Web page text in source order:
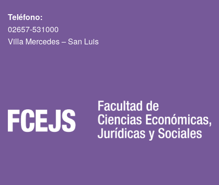
Teléfono:
02657-531000
Villa Mercedes – San Luis